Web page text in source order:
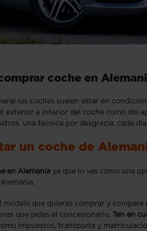
coche en
los coches suelen estar en
e interior del coche como del
una técnica por desgracia, cada
un coche de
en Alemania ya que lo ves como una
que quieras comprar y
que pidas al concesionario.
Ten en
impuestos, transporte y